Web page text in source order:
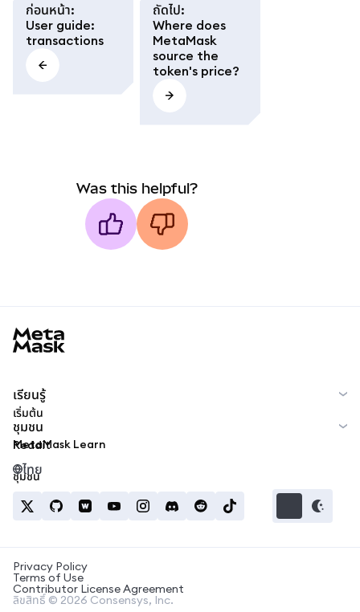
ก่อนหน้า:
User guide:
transactions
ถัดไป:
Where does
MetaMask
source the
token's price?
Was this helpful?
เรียนรู้
เริ่มต้น
MetaMask Learn
ชุมชน
Reddit
ชุมชน
ไทย
Privacy Policy
Terms of Use
Contributor License Agreement
ลิขสิทธิ์ © 2026 Consensys, Inc.